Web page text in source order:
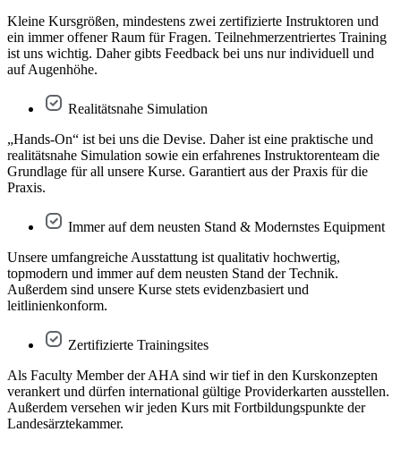
Kleine Kursgrößen, mindestens zwei zertifizierte Instruktoren und
ein immer offener Raum für Fragen. Teilnehmerzentriertes Training
ist uns wichtig. Daher gibts Feedback bei uns nur individuell und
auf Augenhöhe.
Realitätsnahe Simulation
„Hands-On“ ist bei uns die Devise. Daher ist eine praktische und
realitätsnahe Simulation sowie ein erfahrenes Instruktorenteam die
Grundlage für all unsere Kurse. Garantiert aus der Praxis für die
Praxis.
Immer auf dem neusten Stand & Modernstes Equipment
Unsere umfangreiche Ausstattung ist qualitativ hochwertig,
topmodern und immer auf dem neusten Stand der Technik.
Außerdem sind unsere Kurse stets evidenzbasiert und
leitlinienkonform.
Zertifizierte Trainingsites
Als Faculty Member der AHA sind wir tief in den Kurskonzepten
verankert und dürfen international gültige Providerkarten ausstellen.
Außerdem versehen wir jeden Kurs mit Fortbildungspunkte der
Landesärztekammer.